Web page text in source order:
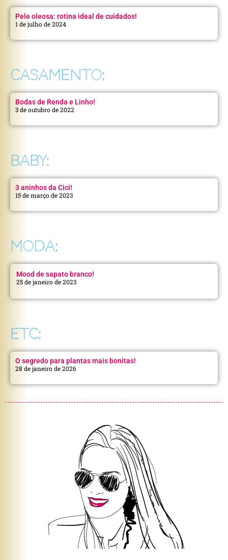
Pele oleosa: rotina ideal de cuidados!
1 de julho de 2024
CASAMENTO:
Bodas de Renda e Linho!
3 de outubro de 2022
BABY:
3 aninhos da Cici!
15 de março de 2023
MODA:
Mood de sapato branco!
25 de janeiro de 2023
ETC:
O segredo para plantas mais bonitas!
28 de janeiro de 2026